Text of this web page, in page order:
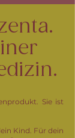
Sie ist
Kind. Für dein